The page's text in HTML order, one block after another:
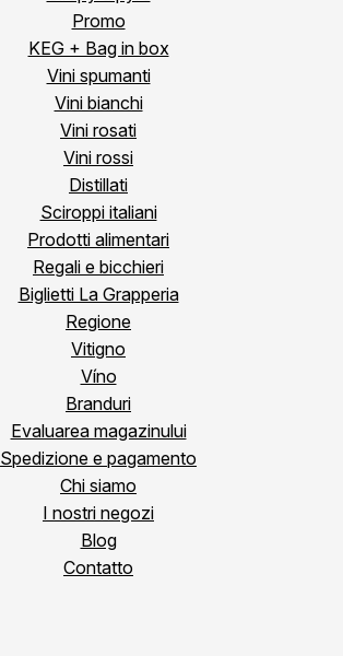
Promo
KEG + Bag in box
Vini spumanti
Vini bianchi
Vini rosati
Vini rossi
Distillati
Sciroppi italiani
Prodotti alimentari
Regali e bicchieri
Biglietti La Grapperia
Regione
Vitigno
Víno
Branduri
Evaluarea magazinului
Spedizione e pagamento
Chi siamo
I nostri negozi
Blog
Contatto